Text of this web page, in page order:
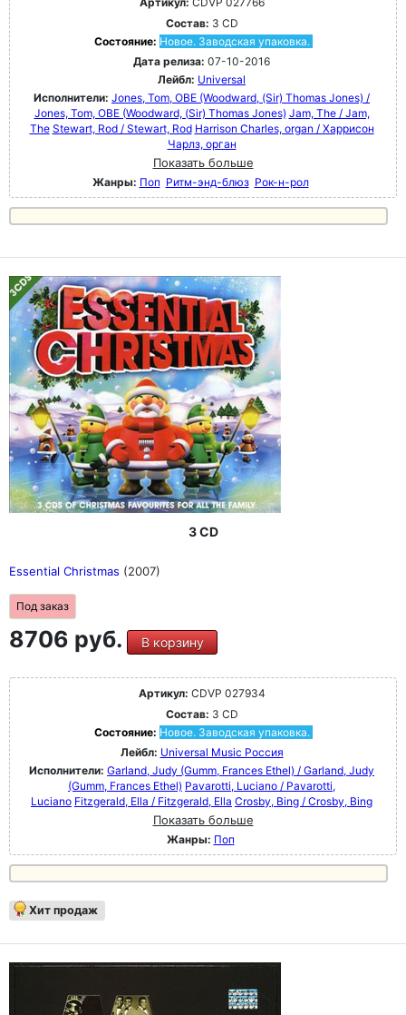
Состав: 3 CD
Состояние: Новое. Заводская упаковка.
Дата релиза: 07-10-2016
Лейбл: Universal
Исполнители: Jones, Tom, OBE (Woodward, (Sir) Thomas Jones) /
Jones, Tom, OBE (Woodward, (Sir) Thomas Jones) Jam, The / Jam,
The Stewart, Rod / Stewart, Rod Harrison Charles, organ / Харрисон
Чарлз, орган
Показать больше
Жанры: Поп Ритм-энд-блюз Рок-н-poл
3 CD
Essential Christmas (2007)
Под заказ
8706 руб. В корзину
Артикул: CDVP 027934
Состав: 3 CD
Состояние: Новое. Заводская упаковка.
Лейбл: Universal Music Россия
Исполнители: Garland, Judy (Gumm, Frances Ethel) / Garland, Judy
(Gumm, Frances Ethel) Pavarotti, Luciano / Pavarotti,
Luciano Fitzgerald, Ella / Fitzgerald, Ella Crosby, Bing / Crosby, Bing
Показать больше
Жанры: Поп
Хит продаж